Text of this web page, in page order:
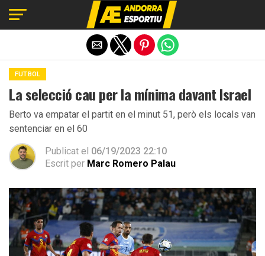
FUTBOL
La selecció cau per la mínima davant Israel
Berto va empatar el partit en el minut 51, però els locals van
sentenciar en el 60
Publicat el 06/19/2023 22:10
Escrit per Marc Romero Palau
Exit mobile version